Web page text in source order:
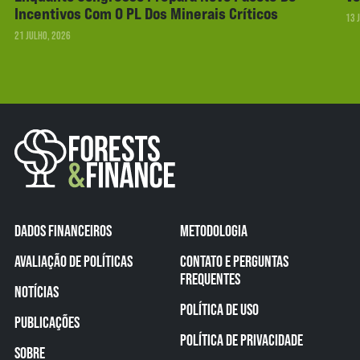
Incentivos Com O PL Dos Minerais Críticos
21 JULHO, 2026
13
DADOS FINANCEIROS
AVALIAÇÃO DE POLÍTICAS
NOTÍCIAS
PUBLICAÇÕES
SOBRE
METODOLOGIA
CONTATO E PERGUNTAS
FREQUENTES
POLÍTICA DE USO
POLÍTICA DE PRIVACIDADE